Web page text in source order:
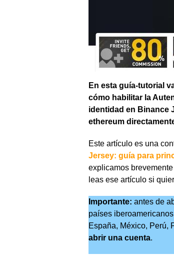
En esta guía-tutorial
cómo habilitar la
identidad en Binance
ethereum
Este artículo es una
Jersey: guía para
explicamos
leas ese artículo si
Importante: antes de
países
España, México, Perú,
abrir una cuenta.